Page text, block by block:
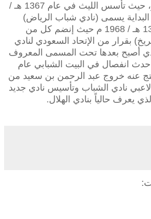
النموذجية في التميز، حيث تأسس الليث في عام 1367 هـ /
البداية يسمى (نادي شباب الرياض)
وذلك حتى العام 1388 هـ / 1968 م حيث إنضم كل من
بقرار من الإتحاد السعودي لنادي
أصبح بعدها تحت المسمى المعروف
انفصال في البيت الشبابي عام
هـ / 1957 م نتج عنه خروج عبد الرحمن بن سعيد من
نادي الشباب وتأسيس نادي جديد
يعرف حالياً بنادي الهلال.